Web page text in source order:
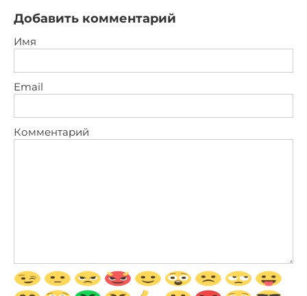
Добавить комментарий
Имя
Email
Комментарий